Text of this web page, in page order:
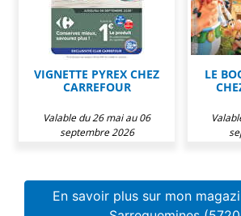
VIGNETTE PYREX CHEZ
CARREFOUR
Valable du 26 mai au 06
septembre 2026
LE
En savoir plus sur mon